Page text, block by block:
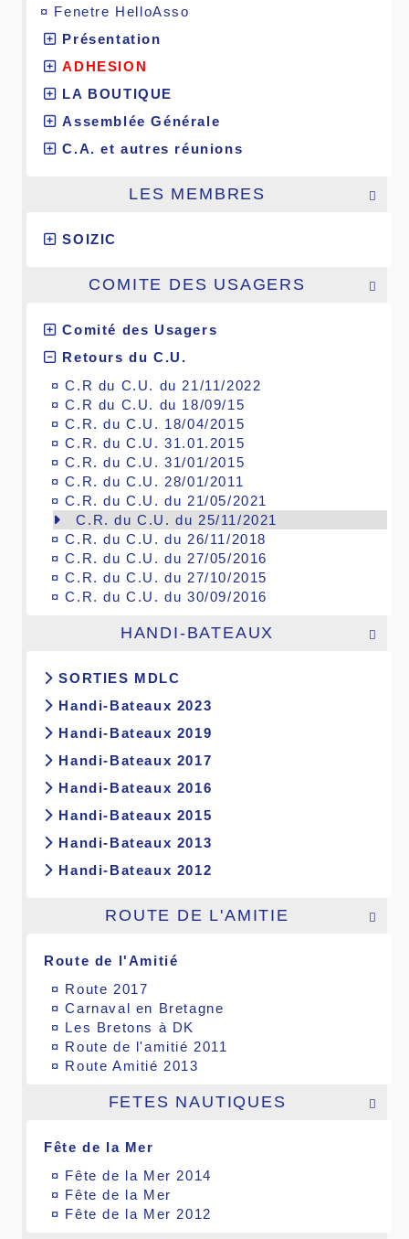
¤ Fenetre HelloAsso
Présentation
ADHESION
LA BOUTIQUE
Assemblée Générale
C.A. et autres réunions

LES MEMBRES
SOIZIC

COMITE DES USAGERS
Comité des Usagers
Retours du C.U.
¤C.R du C.U. du 21/11/2022
¤C.R du C.U. du 18/09/15
¤C.R. du C.U. 18/04/2015
¤C.R. du C.U. 31.01.2015
¤C.R. du C.U. 31/01/2015
¤C.R. du C.U. 28/01/2011
¤C.R. du C.U. du 21/05/2021
C.R. du C.U. du 25/11/2021
¤C.R. du C.U. du 26/11/2018
¤C.R. du C.U. du 27/05/2016
¤C.R. du C.U. du 27/10/2015
¤C.R. du C.U. du 30/09/2016

HANDI-BATEAUX
SORTIES MDLC
Handi-Bateaux 2023
Handi-Bateaux 2019
Handi-Bateaux 2017
Handi-Bateaux 2016
Handi-Bateaux 2015
Handi-Bateaux 2013
Handi-Bateaux 2012

ROUTE DE L'AMITIE
Route de l'Amitié
¤ Route 2017
¤Carnaval en Bretagne
¤ Les Bretons à DK
¤ Route de l'amitié 2011
¤ Route Amitié 2013

FETES NAUTIQUES
Fête de la Mer
¤ Fête de la Mer 2014
¤ Fête de la Mer
¤ Fête de la Mer 2012